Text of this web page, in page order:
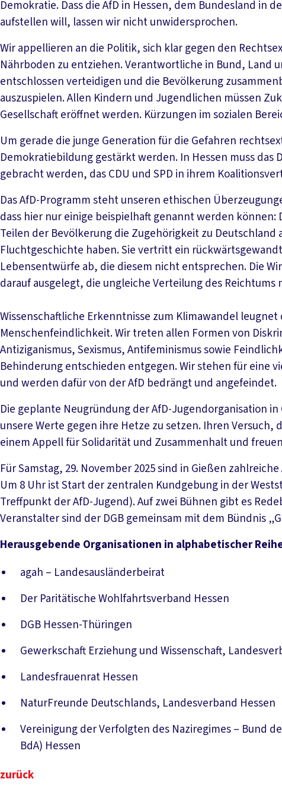
Demokratie. Dass die AfD in Hessen, dem Bundesland in
aufstellen will, lassen wir nicht unwidersprochen.
Wir appellieren an die Politik, sich klar gegen den
Nährboden zu entziehen. Verantwortliche in Bund, Land
entschlossen verteidigen und die Bevölkerung
auszuspielen. Allen Kindern und Jugendlichen müssen
Gesellschaft eröffnet werden. Kürzungen im sozialen
Um gerade die junge Generation für die Gefahren
Demokratiebildung gestärkt werden. In Hessen muss das
gebracht werden, das CDU und SPD in ihrem
Das AfD-Programm steht unseren ethischen
dass hier nur einige beispielhaft genannt werden
Teilen der Bevölkerung die Zugehörigkeit zu Deutschland
Fluchtgeschichte haben. Sie vertritt ein
Lebensentwürfe ab, die diesem nicht entsprechen. Die
darauf ausgelegt, die ungleiche Verteilung des Reichtums
Wissenschaftliche Erkenntnisse zum Klimawandel
Menschenfeindlichkeit. Wir treten allen Formen von
Antiziganismus, Sexismus, Antifeminismus sowie
Behinderung entschieden entgegen. Wir stehen für eine
und werden dafür von der AfD bedrängt und angefeindet.
Die geplante Neugründung der AfD-Jugendorganisation
unsere Werte gegen ihre Hetze zu setzen. Ihren
einem Appell für Solidarität und Zusammenhalt und
Für Samstag, 29. November 2025 sind in Gießen
Um 8 Uhr ist Start der zentralen Kundgebung in der
Treffpunkt der AfD-Jugend). Auf zwei Bühnen gibt es
Veranstalter sind der DGB gemeinsam mit dem Bündnis
Herausgebende Organisationen in alphabetischer
agah – Landesausländerbeirat
Der Paritätische Wohlfahrtsverband Hessen
DGB Hessen-Thüringen
Gewerkschaft Erziehung und Wissenschaft,
Landesfrauenrat Hessen
NaturFreunde Deutschlands, Landesverband Hessen
Vereinigung der Verfolgten des Naziregimes – Bund
BdA) Hessen
zurück